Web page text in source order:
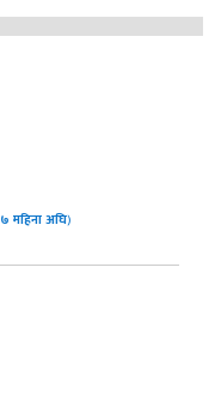
७ महिना अघि)